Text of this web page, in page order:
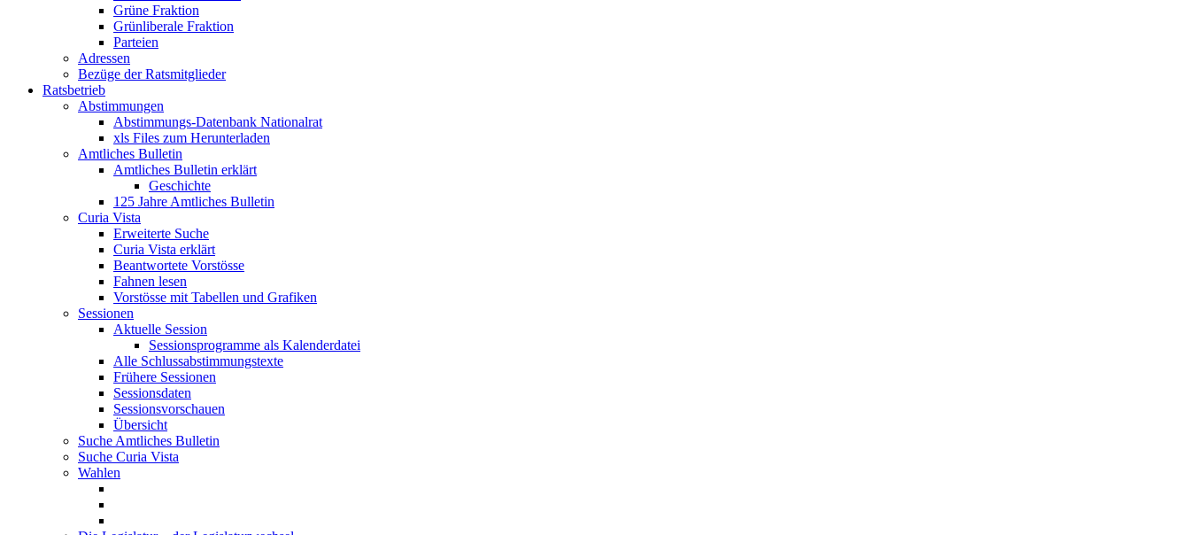
Grüne Fraktion
Grünliberale Fraktion
Parteien
Adressen
Bezüge der Ratsmitglieder
Ratsbetrieb
Abstimmungen
Abstimmungs-Datenbank Nationalrat
xls Files zum Herunterladen
Amtliches Bulletin
Amtliches Bulletin erklärt
Geschichte
125 Jahre Amtliches Bulletin
Curia Vista
Erweiterte Suche
Curia Vista erklärt
Beantwortete Vorstösse
Fahnen lesen
Vorstösse mit Tabellen und Grafiken
Sessionen
Aktuelle Session
Sessionsprogramme als Kalenderdatei
Alle Schlussabstimmungstexte
Frühere Sessionen
Sessionsdaten
Sessionsvorschauen
Übersicht
Suche Amtliches Bulletin
Suche Curia Vista
Wahlen